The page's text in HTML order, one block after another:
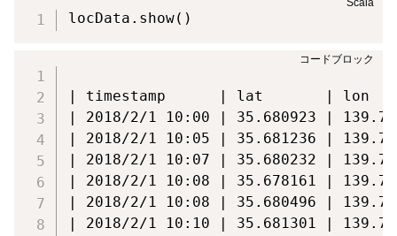
locData . show( )
| timestamp      | lat       | lon
| 2018/2/1 10:00 | 35.680923 |
| 2018/2/1 10:05 | 35.681236 |
| 2018/2/1 10:07 | 35.680232 |
| 2018/2/1 10:08 | 35.678161 |
| 2018/2/1 10:08 | 35.680496 |
| 2018/2/1 10:10 | 35.681301 |